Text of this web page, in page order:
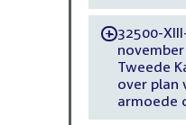
-32500-
november
Tweede
over plan
armoede